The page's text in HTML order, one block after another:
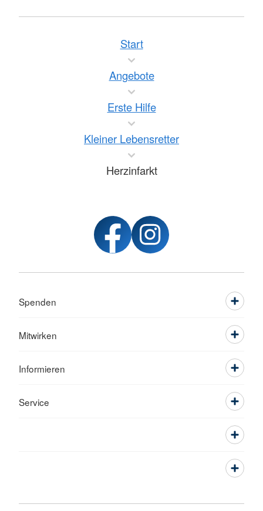
Start
Angebote
Erste Hilfe
Kleiner Lebensretter
Herzinfarkt
Spenden
Mitwirken
Informieren
Service